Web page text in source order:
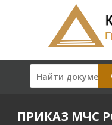
ПРИКАЗ МЧС